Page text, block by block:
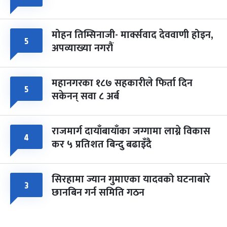
५ मोहन तिम्सिनाजी- मार्क्सवाद देववाणी होइन,
अपव्याख्या नगरौं
५ महानगरका १८७ सहकारीले फिर्ता दिन
सकेनन् सवा ८ अर्ब
४ राजमार्ग दायाँबायाँका जग्गामा लाग्ने विकास
कर ५ प्रतिशत बिन्दु बढाइँदै
३ सिरहामा ज्यान गुमाएका यादवको घटनाबारे
छानबिन गर्न समिति गठन